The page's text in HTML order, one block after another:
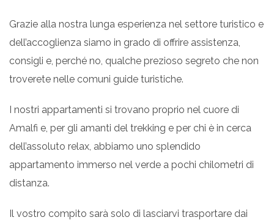
Grazie alla nostra lunga esperienza nel settore turistico e
dell’accoglienza siamo in grado di offrire assistenza,
consigli e, perché no, qualche prezioso segreto che non
troverete nelle comuni guide turistiche.
I nostri appartamenti si trovano proprio nel cuore di
Amalfi e, per gli amanti del trekking e per chi è in cerca
dell’assoluto relax, abbiamo uno splendido
appartamento immerso nel verde a pochi chilometri di
distanza.
Il vostro compito sarà solo di lasciarvi trasportare dai